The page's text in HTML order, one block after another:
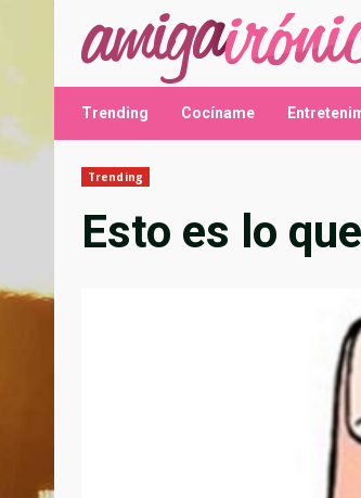
contenido
Trending Cocíname
Trending
Esto es lo